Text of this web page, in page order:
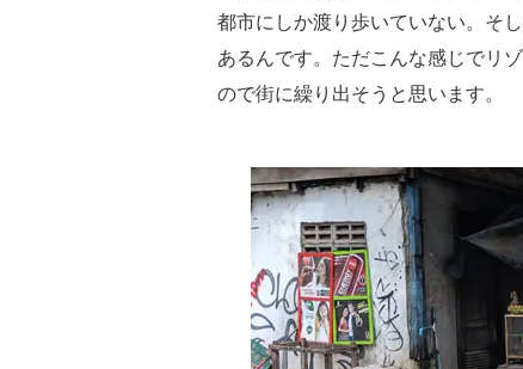
都市にしか渡り歩いていない。そ
あるんです。ただこんな感じでリ
ので街に繰り出そうと思います。